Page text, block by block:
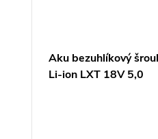
Aku bezuhlíkový
Li-ion LXT 18V 5,0